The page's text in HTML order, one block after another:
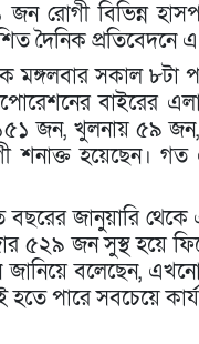
বিভিন্ন
দৈনিক প্রতিবেদনে
সকাল ৮টা
বাইরের
১৫১ জন, খুলনায় ৫৯
হয়েছেন। গত
বছরের জানুয়ারি
৫২৯ জন সুস্থ হয়ে
জানিয়ে বলেছেন,
পারে সবচেয়ে